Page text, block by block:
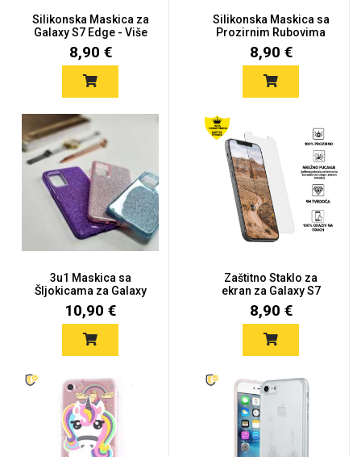
Silikonska Maskica za
Galaxy S7 Edge - Više
Bo...
8,90 €
Silikonska Maskica sa
Prozirnim Rubovima
za Ga...
8,90 €
3u1 Maskica sa
Šljokicama za Galaxy
S7 edge -...
10,90 €
Zaštitno Staklo za
ekran za Galaxy S7
edge (2D...
8,90 €